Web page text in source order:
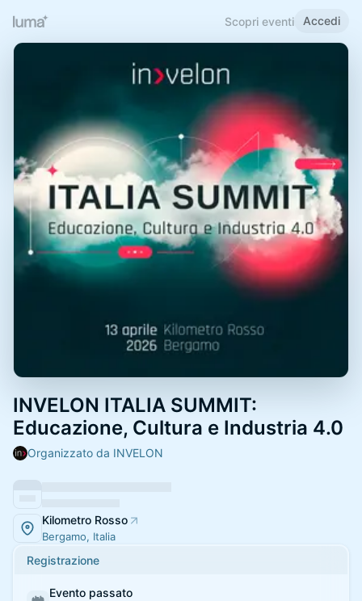
Scopri eventi Accedi
INVELON ITALIA SUMMIT:
Educazione, Cultura e Industria 4.0
Organizzato da INVELON
Kilometro Rosso
Bergamo, Italia
Registrazione
Evento passato